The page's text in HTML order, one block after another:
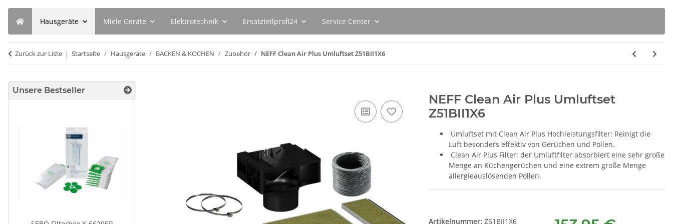
Hausgeräte Miele Geräte Elektrotechnik Ersatzteilprofi24 Service Center
Zurück zur Liste Startseite Hausgeräte BACKEN & KOCHEN Zubehör NEFF Clean Air Plus Umluftset Z51BII1X6
NEFF Clean Air Plus Umluftset
Z51BII1X6
Umluftset mit Clean Air Plus Hochleistungsfilter: Reinigt die
Luft besonders effektiv von Gerüchen und Pollen.
Clean Air Plus Filter: der Umluftfilter absorbiert eine sehr große
Menge an Küchengerüchen und eine extrem große Menge
allergieauslösenden Pollen.
Artikelnummer: Z51BII1X6
Unsere Bestseller